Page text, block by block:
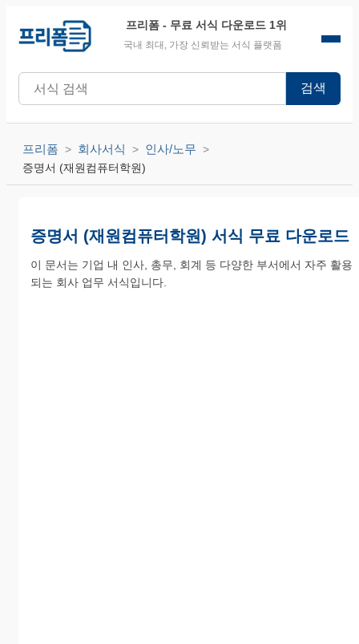
프리폼 - 무료 서식 다운로드 1위
국내 최대, 가장 신뢰받는 서식 플랫폼
검색
프리폼 회사서식 인사/노무
증명서 (재원컴퓨터학원)
증명서 (재원컴퓨터학원) 서식 무료 다운로드
이 문서는 기업 내 인사, 총무, 회계 등 다양한 부서에서 자주 활용
되는 회사 업무 서식입니다.